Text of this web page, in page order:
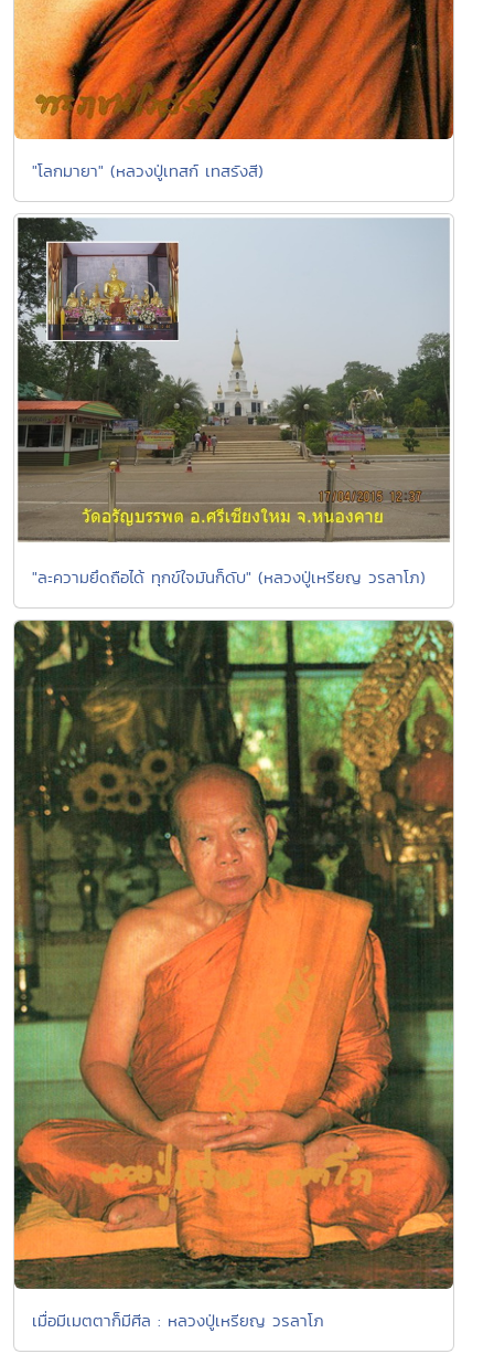
"โลกมายา" (หลวงปู่เทสก์ เทสรังสี)
"ละความยึดถือได้ ทุกข์ใจมันก็ดับ" (หลวงปู่เหรียญ วรลาโภ)
เมื่อมีเมตตาก็มีศีล : หลวงปู่เหรียญ วรลาโภ